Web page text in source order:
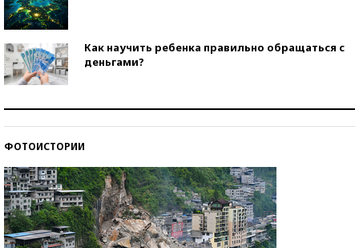
Как научить ребенка правильно обращаться с
деньгами?
ФОТОИСТОРИИ